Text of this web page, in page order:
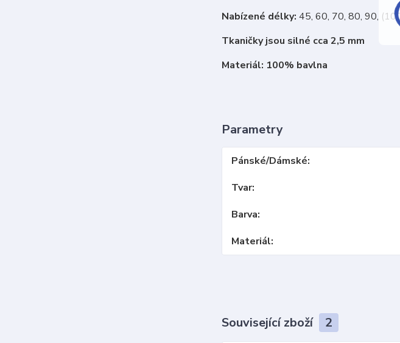
Nabízené délky: 45, 60, 70, 80, 90,
Tkaničky jsou silné cca 2,5 mm
Materiál: 100% bavlna
Parametry
Pánské/Dámské
Tvar
Barva
Materiál
Související zboží 2